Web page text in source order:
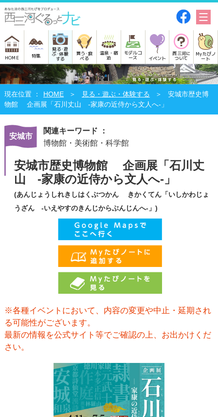
HOME 特集
見る･遊
ぶ･体験
する
買う･食
べる
温泉・宿
泊
モデルコ
ース イベント
西三河に
ついて
Myたびノ
ート
HOME 見る・遊ぶ・体験する
安城市歴史博
物館 企画展「石川丈山 -家康の近侍から文人へ-」
安城市
関連キーワード ：
博物館・美術館・科学館
安城市歴史博物館 企画展「石川丈
山 -家康の近侍から文人へ-」
(あんじょうしれきしはくぶつかん きかくてん「いしかわじょ
うざん -いえやすのきんじからぶんじんへ-」)
※各種イベントにおいて、内容の変更や中止・延期され
る可能性がございます。
最新の情報を公式サイト等でご確認の上、お出かけくだ
さい。